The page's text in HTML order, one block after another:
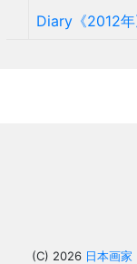
Diary《2012年
(C) 2026 日本画